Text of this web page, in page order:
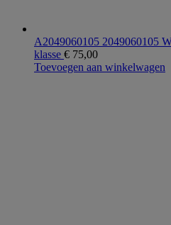
A2049060105 2049060105
klasse € 75,00
Toevoegen aan winkelwagen